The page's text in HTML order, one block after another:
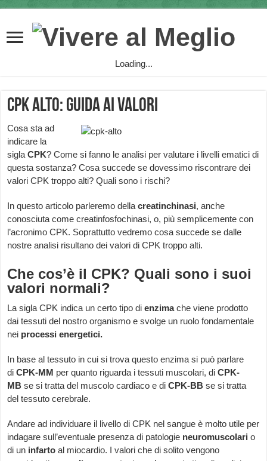
Loading...
CPK alto: guida ai valori
Cosa sta ad
indicare la
siglaCPK? Come si fanno le analisi per valutare i livelli ematici di
questa sostanza? Cosa succede se dovessimo riscontrare dei
valori CPK troppo alti? Quali sono i rischi?
In questo articolo parleremo dellacreatinchinasi, anche
conosciuta come creatinfosfochinasi, o, più semplicemente con
l’acronimo CPK. Soprattutto vedremo cosa succede se dalle
nostre analisi risultano dei valori di CPK troppo alti.
Che cos’è il CPK? Quali sono i suoi
valori normali?
La sigla CPK indica un certo tipo dienzimache viene prodotto
dai tessuti del nostro organismo e svolge un ruolo fondamentale
nei processi energetici.
In base al tessuto in cui si trova questo enzima si può parlare
di CPK-MM per quanto riguarda i tessuti muscolari, di CPK-
MB se si tratta del muscolo cardiaco e diCPK-BB se si tratta
del tessuto cerebrale.
Andare ad individuare il livello di CPK nel sangue è molto utile per
indagare sull’eventuale presenza di patologie neuromuscolari o
di un infarto al miocardio. I valori che di solito vengono